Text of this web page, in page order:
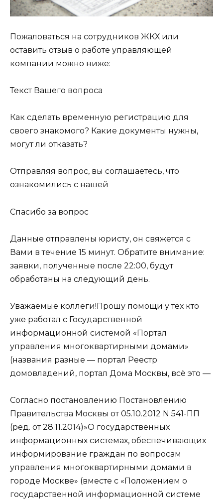
Пожаловаться на сотрудников ЖКХ или
оставить отзыв о работе управляющей
компании можно ниже:
Текст Вашего вопроса
Как сделать временную регистрацию для
своего знакомого? Какие документы нужны,
могут ли отказать?
Отправляя вопрос, вы соглашаетесь, что
ознакомились с нашей
Спасибо за вопрос
Данные отправлены юристу, он свяжется с
Вами в течение 15 минут. Обратите внимание:
заявки, полученные после 22:00, будут
обработаны на следующий день.
Уважаемые коллеги!Прошу помощи у тех кто
уже работал с Государственной
информационной системой «Портал
управления многоквартирными домами»
(названия разные — портал Реестр
домовладений, портал Дома Москвы, всё это —
Согласно постановлению Постановлению
Правительства Москвы от 05.10.2012 N 541-ПП
(ред. от 28.11.2014)»О государственных
информационных системах, обеспечивающих
информирование граждан по вопросам
управления многоквартирными домами в
городе Москве» (вместе с «Положением о
государственной информационной системе